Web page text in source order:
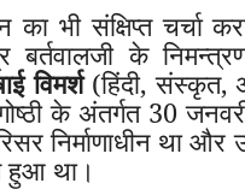
भी संक्षिप्त चर्चा
बर्तवालजी के
विमर्श(हिंदी, संस्कृत,
के अंतर्गत 30
निर्माणाधीन था
हुआ था।